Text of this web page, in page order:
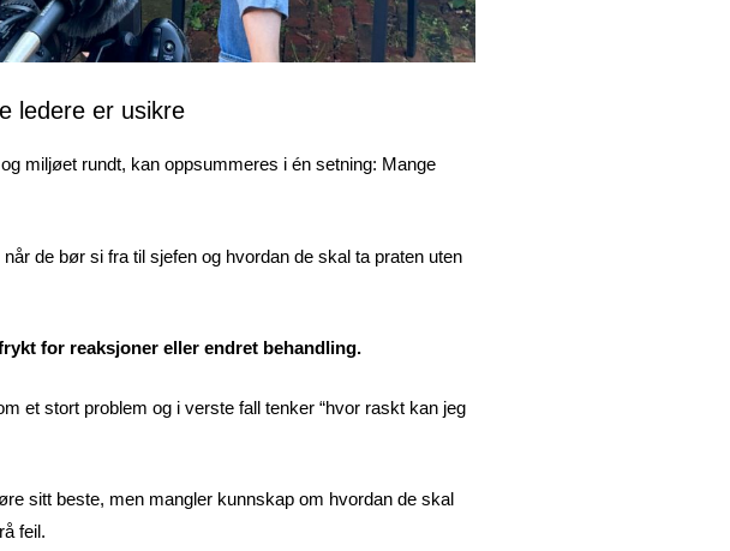
ledere er usikre
miljøet rundt, kan oppsummeres i én setning: Mange
de bør si fra til sjefen og hvordan de skal ta praten uten
for reaksjoner eller endret behandling.
et stort problem og i verste fall tenker “hvor raskt kan jeg
sitt beste, men mangler kunnskap om hvordan de skal
feil.